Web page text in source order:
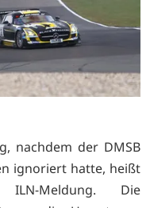
nachdem der DMSB
ignoriert hatte, heißt
Meldung. Die